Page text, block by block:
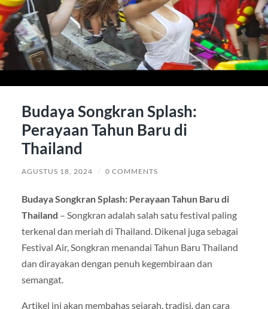
Budaya Songkran Splash:
Perayaan Tahun Baru di
Thailand
AGUSTUS 18, 2024 / 0 COMMENTS
Budaya Songkran Splash: Perayaan Tahun Baru di
Thailand – Songkran adalah salah satu festival paling
terkenal dan meriah di Thailand. Dikenal juga sebagai
Festival Air, Songkran menandai Tahun Baru Thailand
dan dirayakan dengan penuh kegembiraan dan
semangat.
Artikel ini akan membahas sejarah, tradisi, dan cara